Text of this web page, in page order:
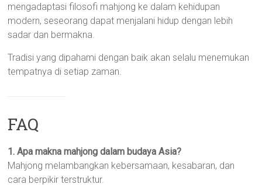
mengadaptasi filosofi mahjong ke dalam kehidupan
modern, seseorang dapat menjalani hidup dengan lebih
sadar dan bermakna.
Tradisi yang dipahami dengan baik akan selalu menemukan
tempatnya di setiap zaman.
FAQ
1. Apa makna mahjong dalam budaya Asia?
Mahjong melambangkan kebersamaan, kesabaran, dan
cara berpikir terstruktur.